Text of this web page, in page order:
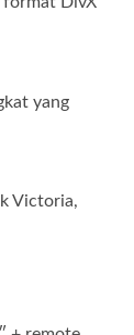
yang
Victoria,